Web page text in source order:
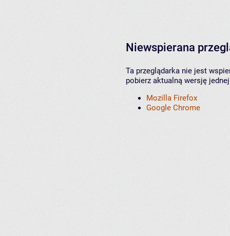
Niewspierana
Ta przeglądarka nie jest
pobierz aktualną wersję
Mozilla Firefox
Google Chrome